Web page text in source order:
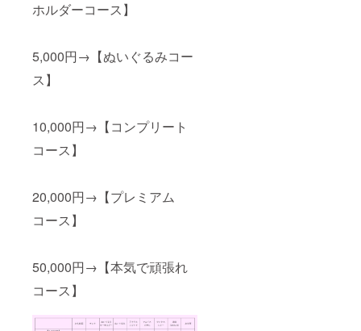
ホルダーコース】
5,000円→【ぬいぐるみコー
ス】
10,000円→【コンプリート
コース】
20,000円→【プレミアム
コース】
50,000円→【本気で頑張れ
コース】